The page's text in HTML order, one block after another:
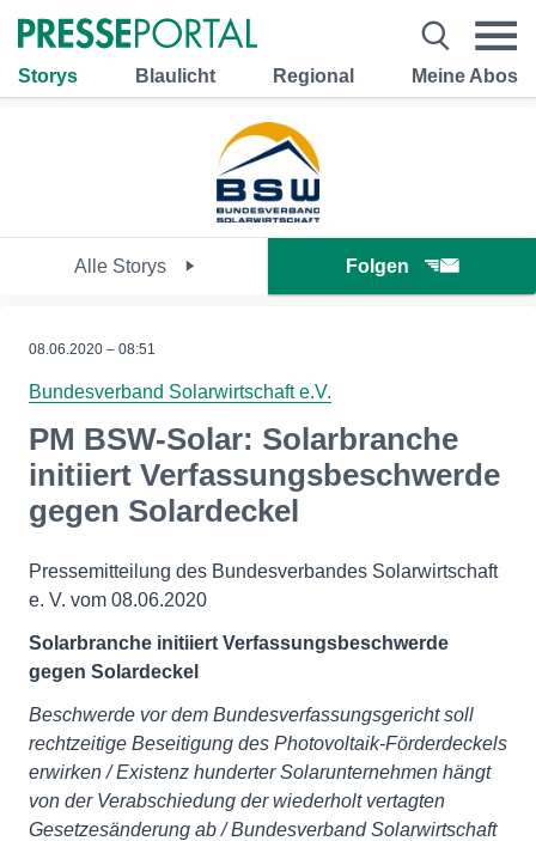
Storys Blaulicht Regional Meine Abos
Alle Storys Folgen
08.06.2020 – 08:51
Bundesverband Solarwirtschaft e.V.
PM BSW-Solar: Solarbranche
initiiert Verfassungsbeschwerde
gegen Solardeckel
Pressemitteilung des Bundesverbandes Solarwirtschaft
e. V. vom 08.06.2020
Solarbranche initiiert Verfassungsbeschwerde
gegen Solardeckel
Beschwerde vor dem Bundesverfassungsgericht soll
rechtzeitige Beseitigung des Photovoltaik-Förderdeckels
erwirken / Existenz hunderter Solarunternehmen hängt
von der Verabschiedung der wiederholt vertagten
Gesetzesänderung ab / Bundesverband Solarwirtschaft